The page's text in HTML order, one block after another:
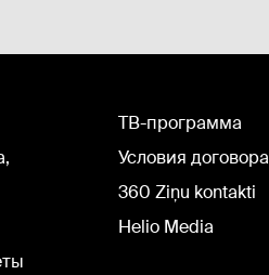
TВ-программа
Условия договора
360 Ziņu kontakti
Helio Media